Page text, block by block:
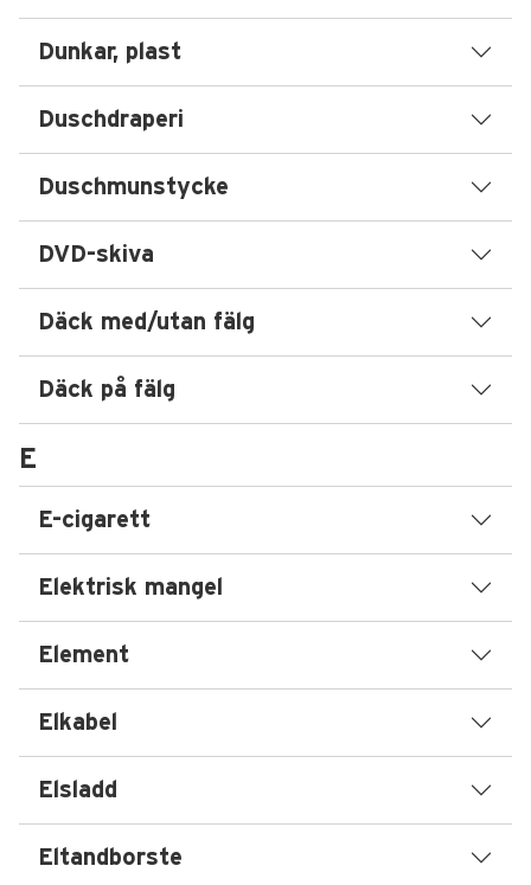
Dunkar, plast
Duschdraperi
Duschmunstycke
DVD-skiva
Däck med/utan fälg
Däck på fälg
E
E-cigarett
Elektrisk mangel
Element
Elkabel
Elsladd
Eltandborste